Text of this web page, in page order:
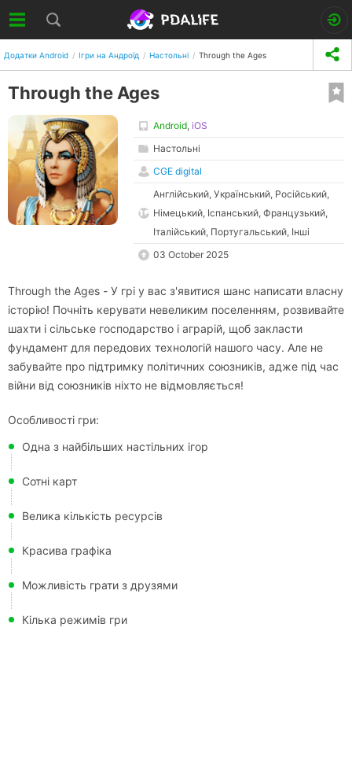
Додатки Android Ігри на Андроїд Настольні Through the Ages
Through the Ages
Android, iOS
Настольні
CGE digital
Англійський, Український, Російський,
Німецький, Іспанський, Французький,
Італійський, Португальський, Інші
03 October 2025
Through the Ages - У грі у вас з'явитися шанс написати власну
історію! Почніть керувати невеликим поселенням, розвивайте
шахти і сільське господарство і аграрій, щоб закласти
фундамент для передових технологій нашого часу. Але не
забувайте про підтримку політичних союзників, адже під час
війни від союзників ніхто не відмовляється!
Особливості гри:
Одна з найбільших настільних ігор
Сотні карт
Велика кількість ресурсів
Красива графіка
Можливість грати з друзями
Кілька режимів гри